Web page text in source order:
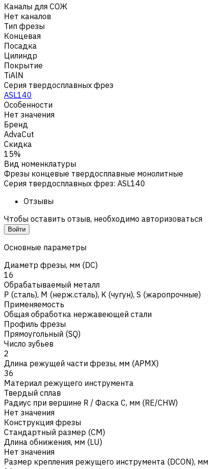
Каналы для СОЖ
Нет каналов
Тип фрезы
Концевая
Посадка
Цилиндр
Покрытие
TiAlN
Серия твердосплавных фрез
ASL140
Особенности
Нет значения
Бренд
AdvaCut
Скидка
15%
Вид номенклатуры
Фрезы концевые твердосплавные монолитные
Серия твердосплавных фрез: ASL140
Отзывы
Чтобы оставить отзыв, необходимо авторизоваться
Войти
Основные параметры
Диаметр фрезы, мм (DC)
16
Обрабатываемый металл
Р (сталь), M (нерж.сталь), K (чугун), S (жаропрочные)
Применяемость
Общая обработка нержавеющей стали
Профиль фрезы
Прямоугольный (SQ)
Число зубьев
2
Длина режущей части фрезы, мм (APMX)
36
Материал режущего инструмента
Твердый сплав
Радиус при вершине R / Фаска C, мм (RE/CHW)
Нет значения
Конструкция фрезы
Стандартный размер (CM)
Длина обнижения, мм (LU)
Нет значения
Размер крепления режущего инструмента (DCON), мм